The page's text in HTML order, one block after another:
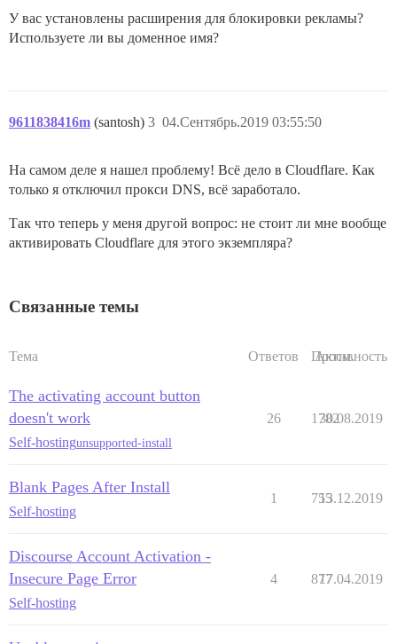
У вас установлены расширения для блокировки рекламы?
Используете ли вы доменное имя?
9611838416m (santosh) 04.Сентябрь.2019 03:55:50
3
На самом деле я нашел проблему! Всё дело в Cloudflare. Как
только я отключил прокси DNS, всё заработало.
Так что теперь у меня другой вопрос: не стоит ли мне вообще
активировать Cloudflare для этого экземпляра?
Связанные темы
Тема Ответов Просм.
Активность
The activating account button
doesn't work
Self-hostingunsupported-install
26 1782
30.08.2019
Blank Pages After Install
Self-hosting
1 755
13.12.2019
Discourse Account Activation -
Insecure Page Error
Self-hosting
4 877
17.04.2019